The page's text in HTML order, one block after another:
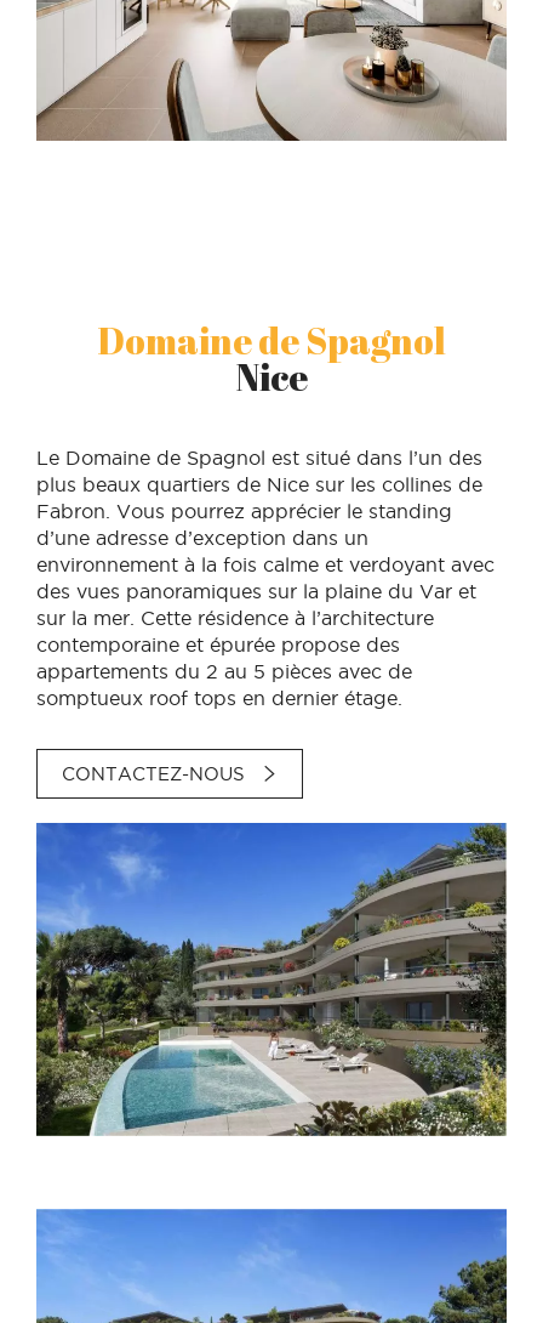
Domaine de Spagnol
Nice
Le Domaine de Spagnol est situé dans l’un des
plus beaux quartiers de Nice sur les collines de
Fabron. Vous pourrez apprécier le standing
d’une adresse d’exception dans un
environnement à la fois calme et verdoyant avec
des vues panoramiques sur la plaine du Var et
sur la mer. Cette résidence à l’architecture
contemporaine et épurée propose des
appartements du 2 au 5 pièces avec de
somptueux roof tops en dernier étage.
CONTACTEZ-NOUS